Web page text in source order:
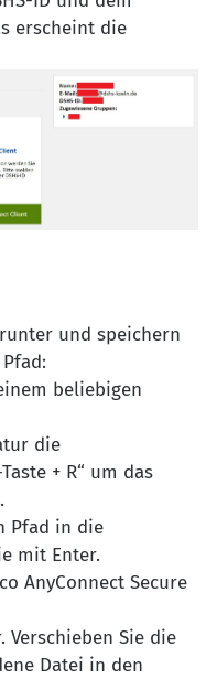
erscheint die
und speichern
beliebigen
die
+ R“ um das
Pfad in die
mit Enter.
AnyConnect Secure
Sie die
Datei in den